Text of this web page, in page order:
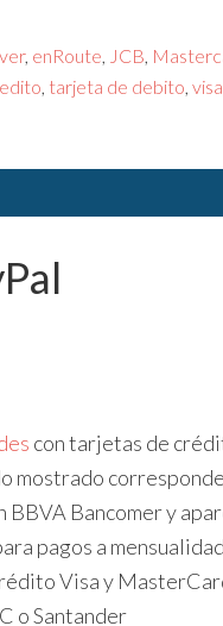
, enRoute, JCB,
, tarjeta de debito, visa
con tarjetas de
mostrado
Bancomer y
pagos a
Visa y
o Santander